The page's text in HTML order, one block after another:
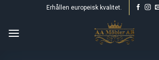
content
Erhållen europeisk kvalitet.